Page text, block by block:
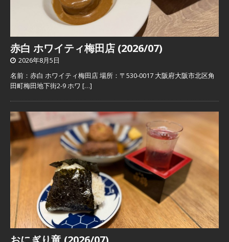
赤白 ホワイティ梅田店 (2026/07)
2026年8月5日
名前：赤白 ホワイティ梅田店 場所：〒530-0017 大阪府大阪市北区角
田町梅田地下街2-9 ホワ […]